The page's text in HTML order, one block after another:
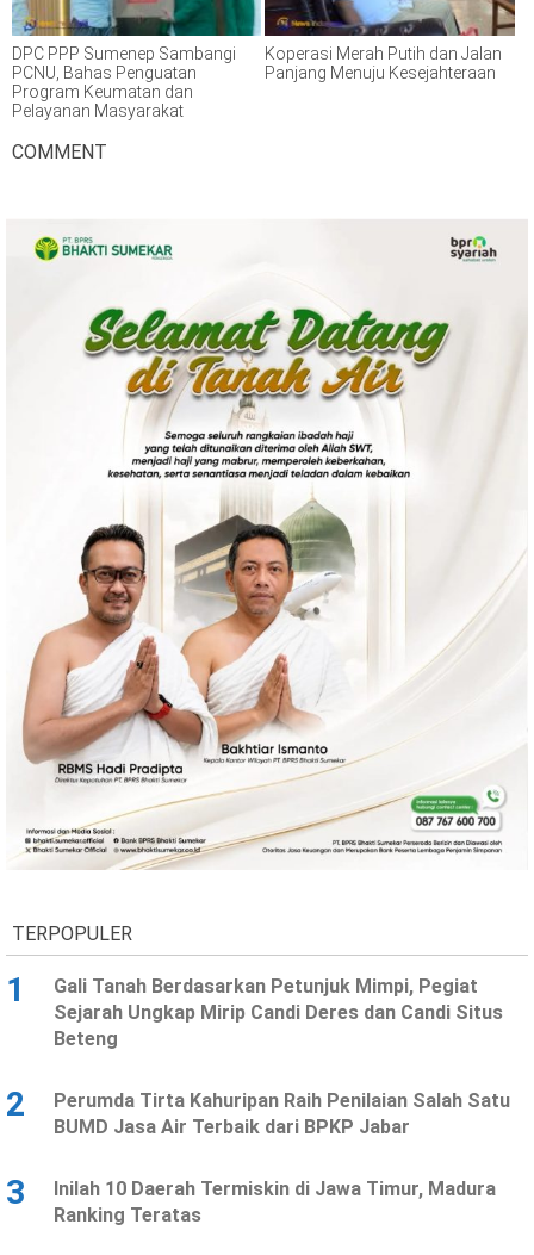
DPC PPP Sumenep Sambangi
PCNU, Bahas Penguatan
Program Keumatan dan
Pelayanan Masyarakat
Koperasi Merah Putih dan Jalan
Panjang Menuju Kesejahteraan
COMMENT
TERPOPULER
1
Gali Tanah Berdasarkan Petunjuk Mimpi, Pegiat
Sejarah Ungkap Mirip Candi Deres dan Candi Situs
Beteng
2
Perumda Tirta Kahuripan Raih Penilaian Salah Satu
BUMD Jasa Air Terbaik dari BPKP Jabar
3
Inilah 10 Daerah Termiskin di Jawa Timur, Madura
Ranking Teratas